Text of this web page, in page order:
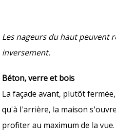
Les nageurs du haut peuvent
inversement.
Béton, verre et bois
La façade avant, plutôt
qu'à l'arrière, la maison
profiter au maximum de la